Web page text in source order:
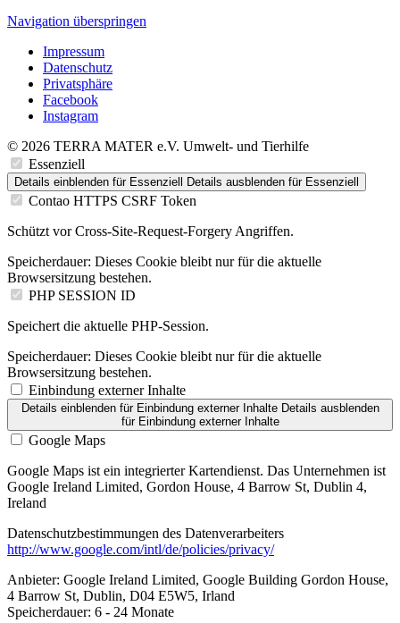
Navigation überspringen
Impressum
Datenschutz
Privatsphäre
Facebook
Instagram
© 2026 TERRA MATER e.V. Umwelt- und Tierhilfe
Essenziell
Details einblenden für Essenziell Details ausblenden für Essenziell
Contao HTTPS CSRF Token
Schützt vor Cross-Site-Request-Forgery Angriffen.
Speicherdauer: Dieses Cookie bleibt nur für die aktuelle
Browsersitzung bestehen.
PHP SESSION ID
Speichert die aktuelle PHP-Session.
Speicherdauer: Dieses Cookie bleibt nur für die aktuelle
Browsersitzung bestehen.
Einbindung externer Inhalte
Details einblendenfür Einbindung externer Inhalte Details ausblenden
für Einbindung externer Inhalte
Google Maps
Google Maps ist ein integrierter Kartendienst. Das Unternehmen ist
Google Ireland Limited, Gordon House, 4 Barrow St, Dublin 4,
Ireland
Datenschutzbestimmungen des Datenverarbeiters
http://www.google.com/intl/de/policies/privacy/
Anbieter: Google Ireland Limited, Google Building Gordon House,
4 Barrow St, Dublin, D04 E5W5, Irland
Speicherdauer: 6 - 24 Monate